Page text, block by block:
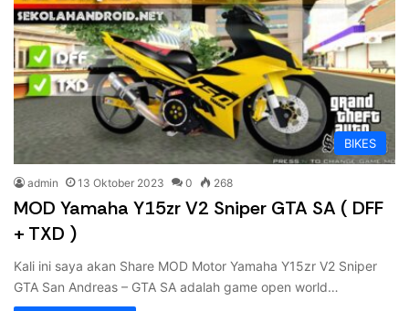
BIKES
admin 13 Oktober 2023 0 268
MOD Yamaha Y15zr V2 Sniper GTA SA ( DFF
+ TXD )
Kali ini saya akan Share MOD Motor Yamaha Y15zr V2 Sniper
GTA San Andreas – GTA SA adalah game open world…